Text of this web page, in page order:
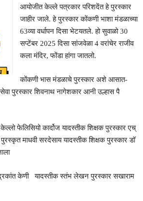
आयोजीत केल्ले पत्रकार परिशदेंत हे पुरस्कार
जाहीर जाले. हे पुरस्कार कोंकणी भाशा मंडळाच्या
63व्या वर्धापन दिसा भेटयतले. हो सुवाळो 30
सप्टेंबर 2025 दिसा सांजवेळा 4 वरांचेर राजीव
कला मंदिर, फोंडा हांगा जातलो.
कोंकणी भास मंडळाचे पुरस्कार अशे आसात-
पुरस्कार शिवनाथ नागेशकार आनी उल्हास पै
फेलिसियो कार्दोज यादस्तीक शिक्षक पुरस्कार एच्
माधवी सरदेसाय यादस्तीक शिक्षक पुरस्कार डॉ
केणी यादस्तीक स्तंभ लेखन पुरस्कार सखाराम